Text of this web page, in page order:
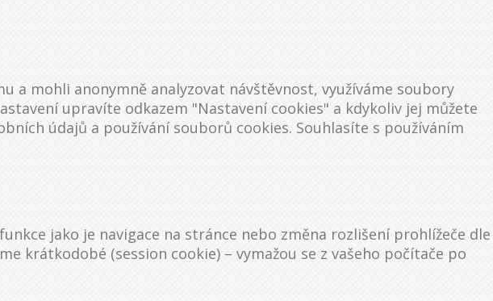
a mohli anonymně analyzovat návštěvnost, využíváme soubory
upravíte odkazem "Nastavení cookies" a kdykoliv jej můžete
údajů a používání souborů cookies. Souhlasíte s používáním
jako je navigace na stránce nebo změna rozlišení prohlížeče dle
krátkodobé (session cookie) – vymažou se z vašeho počítače po